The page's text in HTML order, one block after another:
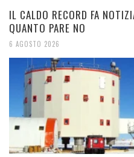
IL CALDO RECORD FA
QUANTO PARE NO
6 AGOSTO 2026